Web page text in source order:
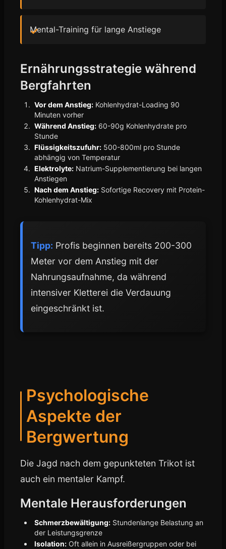
Mental-Training für lange Anstiege
Ernährungsstrategie während
Bergfahrten
Vor dem Anstieg: Kohlenhydrat-Loading 90
Minuten vorher
Während Anstieg: 60-90g Kohlenhydrate pro
Stunde
Flüssigkeitszufuhr: 500-800ml pro Stunde
abhängig von Temperatur
Elektrolyte: Natrium-Supplementierung bei langen
Anstiegen
Nach dem Anstieg: Sofortige Recovery mit Protein-
Kohlenhydrat-Mix
Tipp: Profis beginnen bereits 200-300
Meter vor dem Anstieg mit der
Nahrungsaufnahme, da während
intensiver Kletterei die Verdauung
eingeschränkt ist.
Psychologische
Aspekte der
Bergwertung
Die Jagd nach dem gepunkteten Trikot ist
auch ein mentaler Kampf.
Mentale Herausforderungen
Schmerzbewältigung: Stundenlange Belastung an
der Leistungsgrenze
Isolation: Oft allein in Ausreißergruppen oder bei